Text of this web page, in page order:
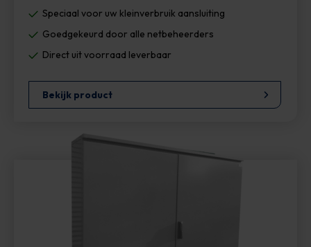
Speciaal voor uw kleinverbruik aansluiting
Goedgekeurd door alle netbeheerders
Direct uit voorraad leverbaar
Bekijk product